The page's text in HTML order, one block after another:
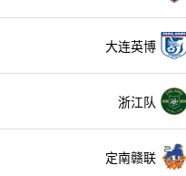
大连英博
浙江队
定南赣联